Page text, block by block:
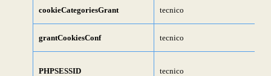
cookieCategoriesGrant tecnico
grantCookiesConf tecnico
PHPSESSID tecnico